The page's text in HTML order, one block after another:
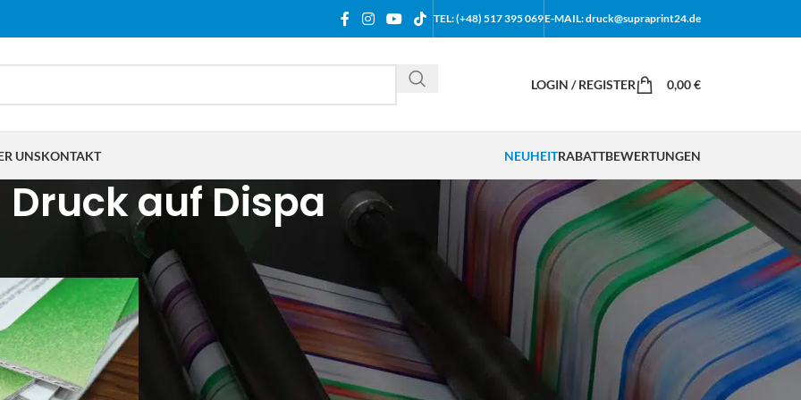
TEL: (+48) 517 395 069E-MAIL: druck@supraprint24.de
LOGIN / REGISTER 0,00€
UNSKONTAKT NEUHEITRABATTBEWERTUNGEN
Druck auf Dispa
mit „Druck auf Dispa“